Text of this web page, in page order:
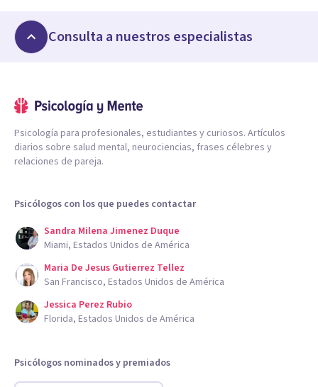
Consulta a nuestros especialistas
Psicología para profesionales, estudiantes y curiosos. Artículos
diarios sobre salud mental, neurociencias, frases célebres y
relaciones de pareja.
Psicólogos con los que puedes contactar
Sandra Milena Jimenez Duque
Miami, Estados Unidos de América
Maria De Jesus Gutierrez Tellez
San Francisco, Estados Unidos de América
Jessica Perez Rubio
Florida, Estados Unidos de América
Psicólogos nominados y premiados